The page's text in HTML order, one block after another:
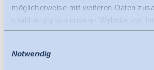
möglicherweise mit weiteren Daten
unabhängig von unserer Website von
gesammelt haben.
Es findet eine Datenübermittlung an ein
eine internationale Organisation statt.
Notwendig
Mehr